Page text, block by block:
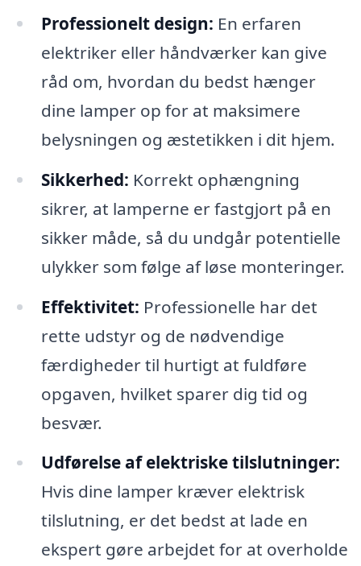
Professionelt design: En erfaren
elektriker eller håndværker kan give
råd om, hvordan du bedst hænger
dine lamper op for at maksimere
belysningen og æstetikken i dit hjem.
Sikkerhed: Korrekt ophængning
sikrer, at lamperne er fastgjort på en
sikker måde, så du undgår potentielle
ulykker som følge af løse monteringer.
Effektivitet: Professionelle har det
rette udstyr og de nødvendige
færdigheder til hurtigt at fuldføre
opgaven, hvilket sparer dig tid og
besvær.
Udførelse af elektriske tilslutninger:
Hvis dine lamper kræver elektrisk
tilslutning, er det bedst at lade en
ekspert gøre arbejdet for at overholde